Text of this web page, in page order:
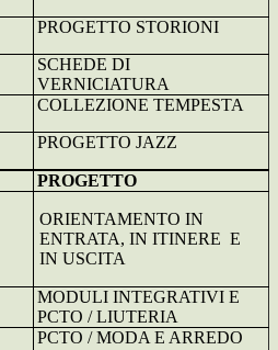
PROGETTO STORIONI
SCHEDE DI
VERNICIATURA
COLLEZIONE TEMPESTA
PROGETTO JAZZ
PROGETTO
ORIENTAMENTO IN
ENTRATA, IN ITINERE E
IN USCITA
MODULI INTEGRATIVI E
PCTO / LIUTERIA
PCTO / MODA E ARREDO